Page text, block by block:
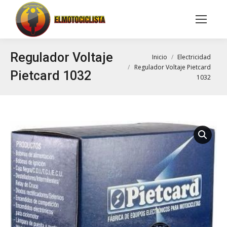
Buscar:
Regulador Voltaje
Pietcard 1032
Estás aquí:Inicio
Electricidad
Regulador Voltaje Pietcard
1032